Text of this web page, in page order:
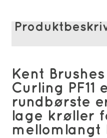
Kent
Curling PF11
rundbørste
lage krøller
mellomlangt